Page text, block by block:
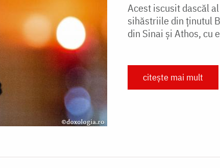
Acest iscusit dascăl
sihăstriile din ținutul
din Sinai și Athos, cu
citește mai mult